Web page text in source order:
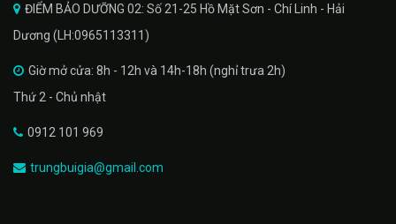
ĐIỂM BẢO DƯỠNG 02: Số 21-25 Hồ Mặt Sơn - Chí Linh - Hải
Dương (LH:0965113311)
Giờ mở cửa: 8h - 12h và 14h-18h (nghỉ trưa 2h)
Thứ 2 - Chủ nhật
0912 101 969
trungbuigia@gmail.com